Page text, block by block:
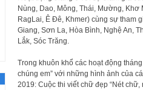
Nùng, Dao, Mông, Thái, Mường,
RagLai, Ê Đê, Khmer) cùng sự tham
Giang, Sơn La, Hòa Bình, Nghệ An,
Lắk, Sóc Trăng.
Trong khuôn khổ các hoạt động
chúng em” với những hình ảnh của
2019: Cuộc thi viết chữ đẹp “Nét chữ,